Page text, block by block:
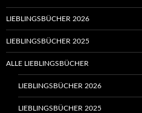
LIEBLINGSBÜCHER 2026
LIEBLINGSBÜCHER 2025
ALLE LIEBLINGSBÜCHER
LIEBLINGSBÜCHER 2026
LIEBLINGSBÜCHER 2025